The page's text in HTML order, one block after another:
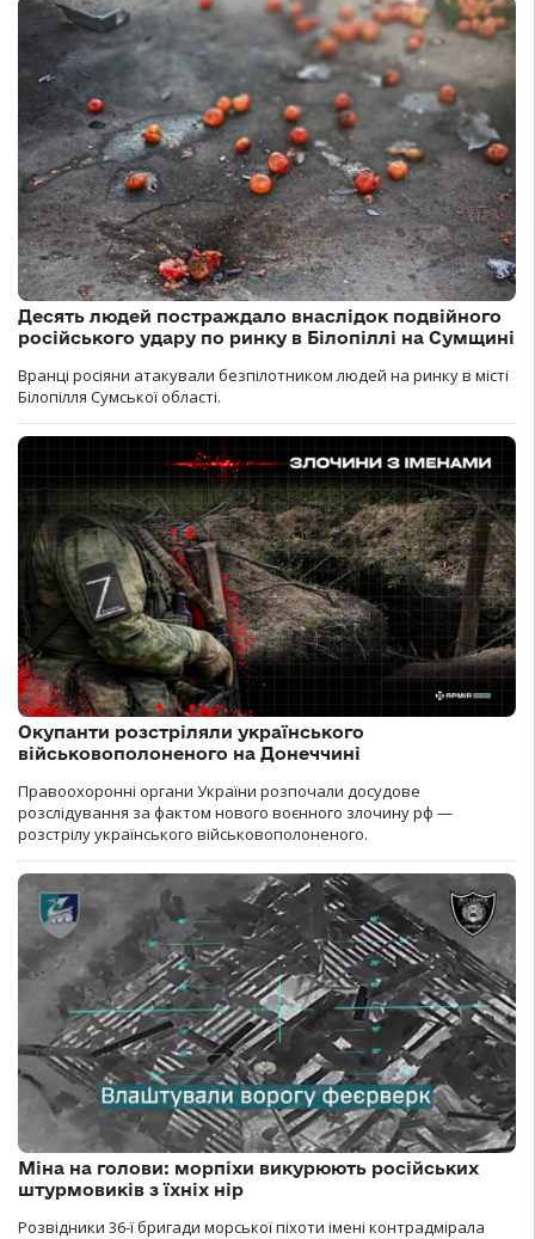
Десять людей постраждало внаслідок подвійного
російського удару по ринку в Білопіллі на Сумщині
Вранці росіяни атакували безпілотником людей на ринку в місті
Білопілля Сумської області.
Окупанти розстріляли українського
військовополоненого на Донеччині
Правоохоронні органи України розпочали досудове
розслідування за фактом нового воєнного злочину рф —
розстрілу українського військовополоненого.
Міна на голови: морпіхи викурюють російських
штурмовиків з їхніх нір
Розвідники 36-ї бригади морської піхоти імені контрадмірала